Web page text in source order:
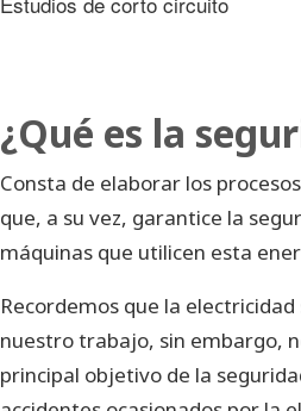
¿Qué es la
Consta de elaborar los
que, a su vez, garantice la
máquinas que utilicen esta
Recordemos que la
nuestro trabajo, sin embargo,
principal objetivo de la